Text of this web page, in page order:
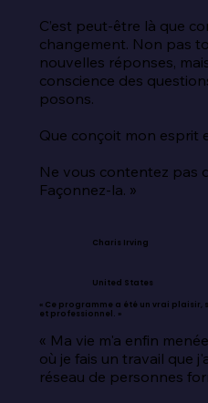
C’est peut-être là que
changement. Non pas
nouvelles réponses,
conscience des
posons.
Que conçoit mon esprit
Ne vous contentez pas
Façonnez-la. »
Charis Irving
United States
« Ce programme a été un vrai
et professionnel. »
« Ma vie m'a enfin
où je fais un travail que
réseau de personnes